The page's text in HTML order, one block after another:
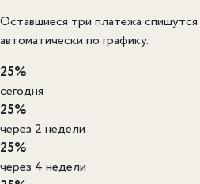
Оставшиеся три платежа спишутся
автоматически по графику.
25%
сегодня
25%
через 2 недели
25%
через 4 недели